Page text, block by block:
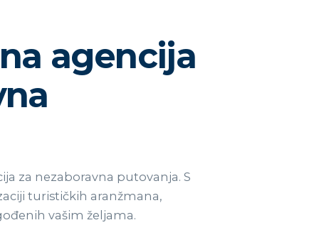
agencija
za nezaboravna putovanja. S
turističkih aranžmana,
vašim željama.